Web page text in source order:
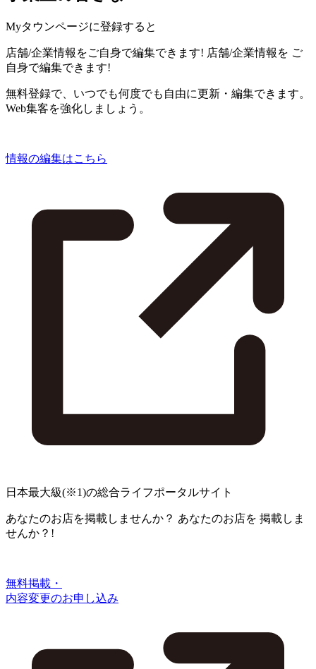
Myタウンページに登録すると
店舗/企業情報をご自身で編集できます! 店舗/企業情報を ご
自身で編集できます!
無料登録で、いつでも何度でも自由に更新・編集できます。
Web集客を強化しましょう。
情報の編集はこちら
日本最大級(※1)の総合ライフポータルサイト
あなたのお店を掲載しませんか？ あなたのお店を 掲載しま
せんか？!
無料掲載・
内容変更のお申し込み